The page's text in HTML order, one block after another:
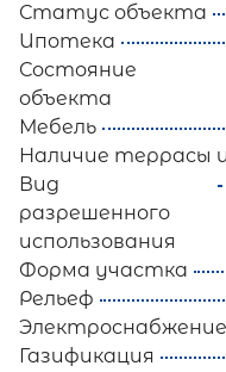
Статус объекта
Ипотека
Состояние
объекта
Мебель
Наличие террасы
Вид
разрешенного
использования
Форма участка
Рельеф
Электроснабжение
Газификация